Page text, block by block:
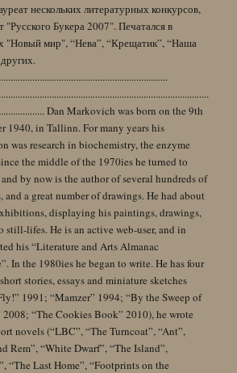
нескольких литературных конкурсов,
"Русского Букера 2007". Печатался в
"Новый мир", “Нева”, “Крещатик”, “Наша
Dan Markovich was born on the 9th
1940, in Tallinn. For many years his
was research in biochemistry, the enzyme
the middle of the 1970ies he turned to
by now is the author of several hundreds of
and a great number of drawings. He had about
displaying his paintings, drawings,
still-lifes. He is an active web-user, and in
his “Literature and Arts Almanac
In the 1980ies he began to write. He has four
stories, essays and miniature sketches
1991; “Mamzer” 1994; “By the Sweep of
2008; “The Cookies Book” 2010), he wrote
novels (“LBC”, “The Turncoat”, “Ant”,
Rem”, “White Dwarf”, “The Island”,
“The Last Home”, “Footprints on the